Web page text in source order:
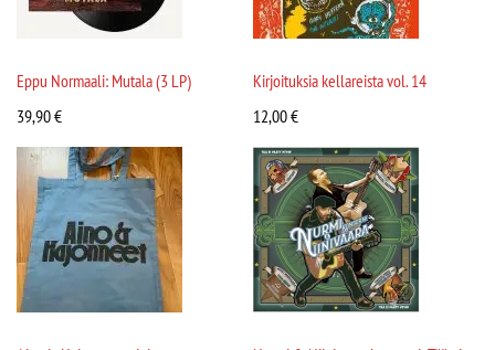
Eppu Normaali: Mutala (3 LP)
39,90€
Kirjoituksia kellareista vol. 14
12,00€